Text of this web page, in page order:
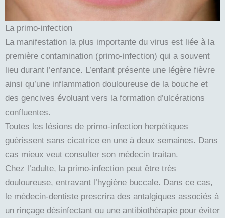
La primo-infection
La manifestation la plus importante du virus est liée à la
première contamination (primo-infection) qui a souvent
lieu durant l’enfance. L’enfant présente une légère fièvre
ainsi qu’une inflammation douloureuse de la bouche et
des gencives évoluant vers la formation d’ulcérations
confluentes.
Toutes les lésions de primo-infection herpétiques
guérissent sans cicatrice en une à deux semaines. Dans
cas mieux veut consulter son médecin traitan.
Chez l’adulte, la primo-infection peut être très
douloureuse, entravant l’hygiène buccale. Dans ce cas,
le médecin-dentiste prescrira des antalgiques associés à
un rinçage désinfectant ou une antibiothérapie pour éviter